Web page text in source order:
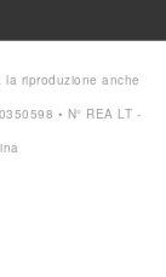
riproduzione anche
• N° REA LT -